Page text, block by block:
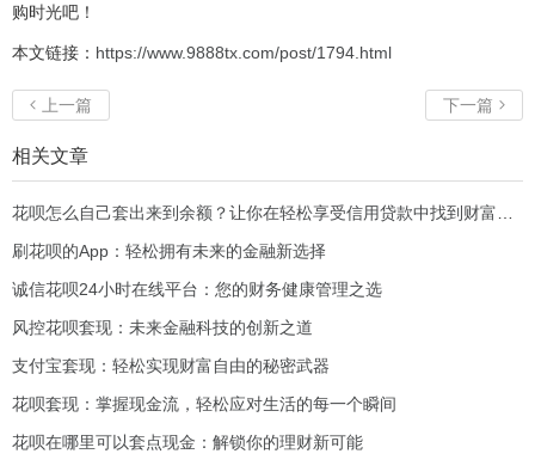
购时光吧！
本文链接： https://www.9888tx.com/post/1794.html
 上一篇 下一篇 
相关文章
刷花呗的App：轻松拥有未来的金融新选择
诚信花呗24小时在线平台：您的财务健康管理之选
风控花呗套现：未来金融科技的创新之道
支付宝套现：轻松实现财富自由的秘密武器
花呗套现：掌握现金流，轻松应对生活的每一个瞬间
花呗在哪里可以套点现金：解锁你的理财新可能